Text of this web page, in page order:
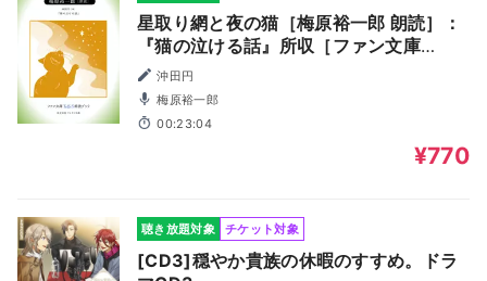
星取り網と夜の猫［梅原裕一郎 朗読］：
『猫の泣ける話』所収［ファン文庫
Tears朗読ブック］
沖田円
梅原裕一郎
00:23:04
¥770
聴き放題対象 チケット対象
[CD3]穏やか貴族の休暇のすすめ。ドラ